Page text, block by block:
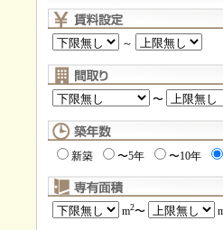
～
〜
新築 〜5年 〜10年
m2〜